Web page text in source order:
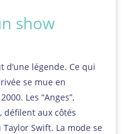
show
légende. Ce qui
se mue en
Les “Anges”,
défilent aux côtés
Swift. La mode se